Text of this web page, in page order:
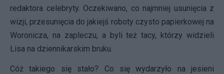
redaktora celebryty. Oczekiwano, co najmniej usunięcia z
wizji, przesunięcia do jakiejś roboty czysto papierkowej na
Woronicza, na zapleczu, a byli też tacy, którzy widzieli
Lisa na dziennikarskim bruku.
Cóż takiego się stało? Co się wydarzyło na jesieni